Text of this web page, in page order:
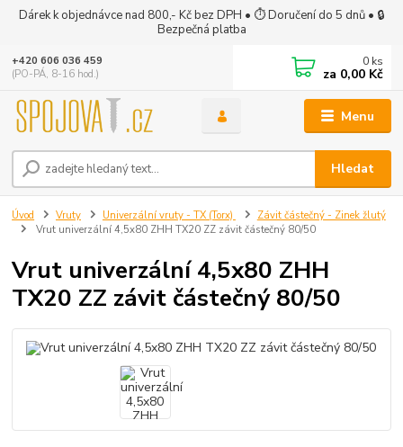
Dárek k objednávce nad 800,- Kč bez DPH • ⏱ Doručení do 5 dnů • 🔒
Bezpečná platba
Menu
Hledat
+420 606 036 459
(PO-PÁ, 8-16 hod.)
0 ks
za 0,00 Kč
Úvod Vruty Univerzální vruty - TX (Torx)
Závit částečný - Zinek žlutý
Vrut univerzální 4,5x80 ZHH TX20 ZZ závit částečný 80/50
Vrut univerzální 4,5x80 ZHH
TX20 ZZ závit částečný 80/50